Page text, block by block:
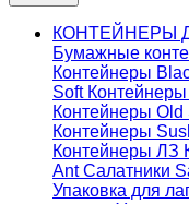
КОНТЕЙНЕРЫ
Бумажные
Контейнеры
Soft
Контейнеры Old
Контейнеры
Контейнеры ЛЗ
AntСалатники
Упаковка для